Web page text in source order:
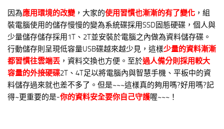
因為應用環境的改變 ，大家的使用習慣也漸漸的有了變化 ，組
裝電腦使用的儲存慢慢的變為系統碟採用SSD固態硬碟，個人與
少量儲存儲存採用1T、2T並安裝於電腦之內做為資料儲存碟。
行動儲存則呈現低容量USB碟越來越少見，這樣少量的資料漸漸
都習慣往雲端丟 ，資料交換也方便。至於過人備分則採用較大
容量的外接硬碟2T、4T足以將電腦內與智慧手機、平板中的資
料儲存過來就也差不多了。但是~~~這樣真的夠用嗎?好用嗎?記
得~更重要的是-你的資料安全要你自己守護喔~~~！